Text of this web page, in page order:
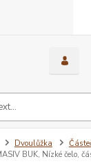
Dvoulůžka
BUK, Nízké čelo,